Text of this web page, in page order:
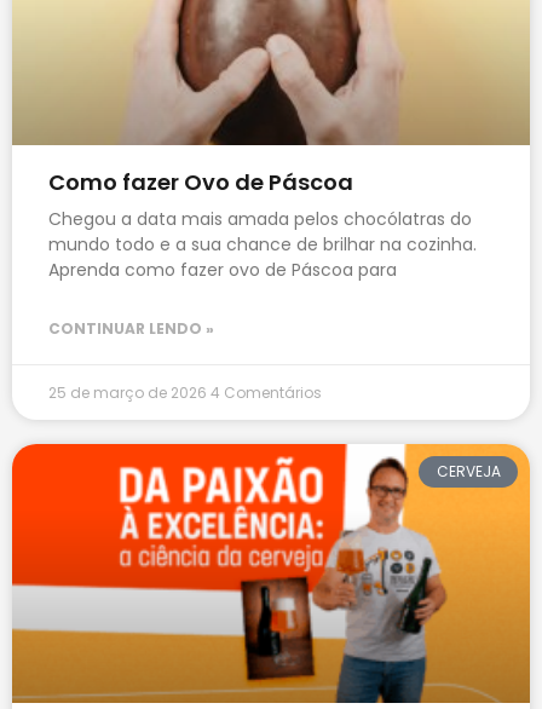
Como fazer Ovo de Páscoa
Chegou a data mais amada pelos chocólatras do
mundo todo e a sua chance de brilhar na cozinha.
Aprenda como fazer ovo de Páscoa para
CONTINUAR LENDO »
25 de março de 2026 4 Comentários
CERVEJA